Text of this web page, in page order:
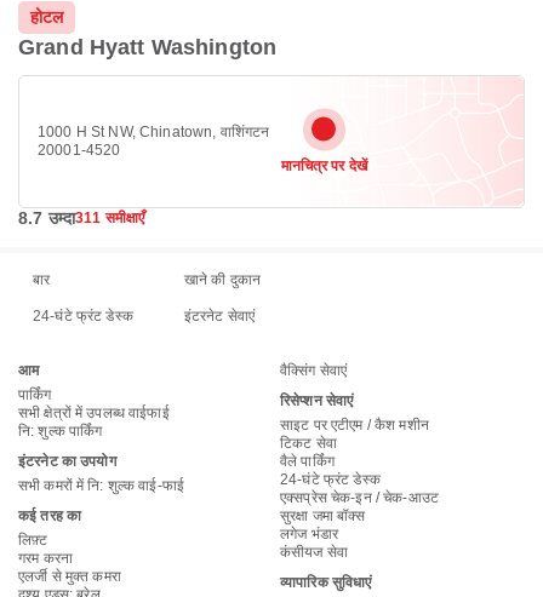
होटल
Grand Hyatt Washington
1000 H St NW, Chinatown, वाशिंगटन
20001-4520
मानचित्र पर देखें
8.7 उम्दा311 समीक्षाएँ
बार खाने की दुकान
24-घंटे फ्रंट डेस्क इंटरनेट सेवाएं
आम
पार्किंग
सभी क्षेत्रों में उपलब्ध वाईफाई
नि: शुल्क पार्किंग
इंटरनेट का उपयोग
सभी कमरों में नि: शुल्‍क वाई-फाई
कई तरह का
लिफ़्ट
गरम करना
एलर्जी से मुक्त कमरा
वैक्सिंग सेवाएं
रिसेप्शन सेवाएं
साइट पर एटीएम / कैश मशीन
टिकट सेवा
वैले पार्किंग
24-घंटे फ्रंट डेस्क
एक्सप्रेस चेक-इन / चेक-आउट
सुरक्षा जमा बॉक्स
लगेज भंडार
कंसीयज सेवा
व्यापारिक सुविधाएं